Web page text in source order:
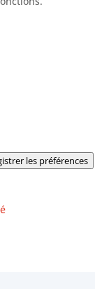
les préférences